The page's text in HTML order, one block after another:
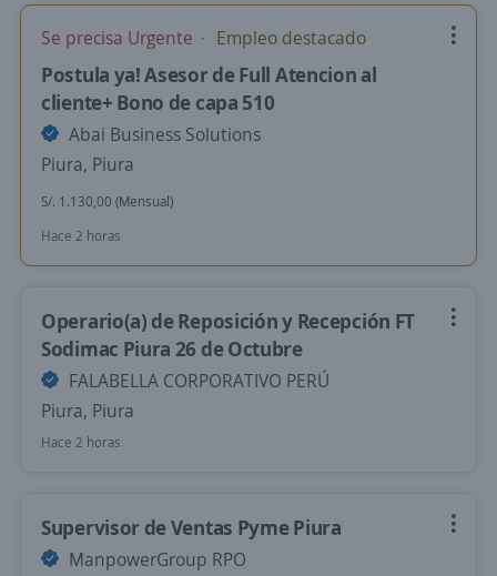
Se precisa Urgente Empleo destacado
Postula ya! Asesor de Full Atencion al
cliente+ Bono de capa 510
Abai Business Solutions
Piura, Piura
S/. 1.130,00 (Mensual)
Hace 2 horas
Operario(a) de Reposición y Recepción FT
Sodimac Piura 26 de Octubre
FALABELLA CORPORATIVO PERÚ
Piura, Piura
Hace 2 horas
Supervisor de Ventas Pyme Piura
ManpowerGroup RPO